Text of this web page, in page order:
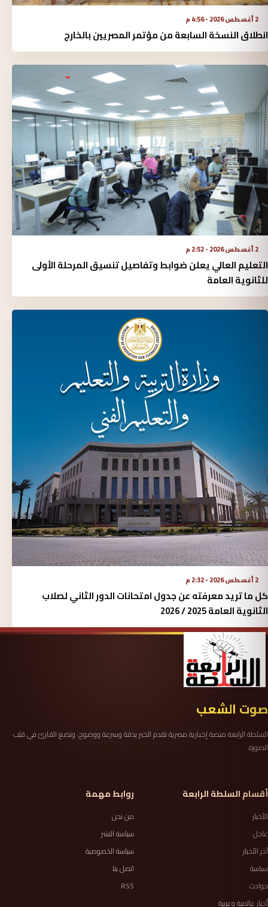
2 أغسطس 2026 - 4:56 م
انطلاق النسخة السابعة من مؤتمر المصريين بالخارج
2 أغسطس 2026 - 2:52 م
التعليم العالي يعلن ضوابط وتفاصيل تنسيق المرحلة الأولى
للثانوية العامة
2 أغسطس 2026 - 2:32 م
كل ما تريد معرفته عن جدول امتحانات الدور الثاني لصلاب
الثانوية العامة 2025 / 2026
صوت الشعب
السلطة الرابعة منصة إخبارية مصرية تقدم الخبر بدقة وسرعة ووضوح، وتضع القارئ في قلب
الصورة.
أقسام السلطة الرابعة
الأخبار
عاجل
آخر الأخبار
سياسة
حوادث
أخبار عالمية وعربية
روابط مهمة
من نحن
سياسة النشر
سياسة الخصوصية
اتصل بنا
RSS